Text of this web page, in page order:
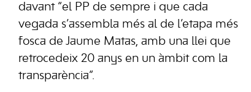
davant “el PP de sempre i que cada
vegada s’assembla més al de l’etapa més
fosca de Jaume Matas, amb una llei que
retrocedeix 20 anys en un àmbit com la
transparència”.